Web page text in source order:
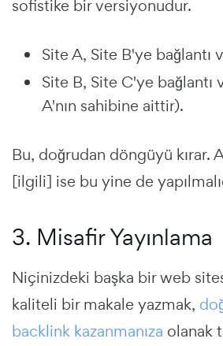
sofistike bir versiyonudur.
Site A, Site B'ye bağlantı
Site B, Site C'ye bağlantı
A'nın sahibine aittir).
Bu, doğrudan döngüyü kırar.
[ilgili] ise bu yine de
3. Misafir Yayınlama
Niçinizdeki başka bir web
kaliteli bir makale yazmak,
backlink kazanmanıza olanak